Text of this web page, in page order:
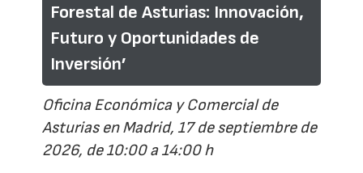
Forestal de Asturias: Innovación,
Futuro y Oportunidades de
Inversión’
Oficina Económica y Comercial de
Asturias en Madrid, 17 de septiembre de
2026, de 10:00 a 14:00 h